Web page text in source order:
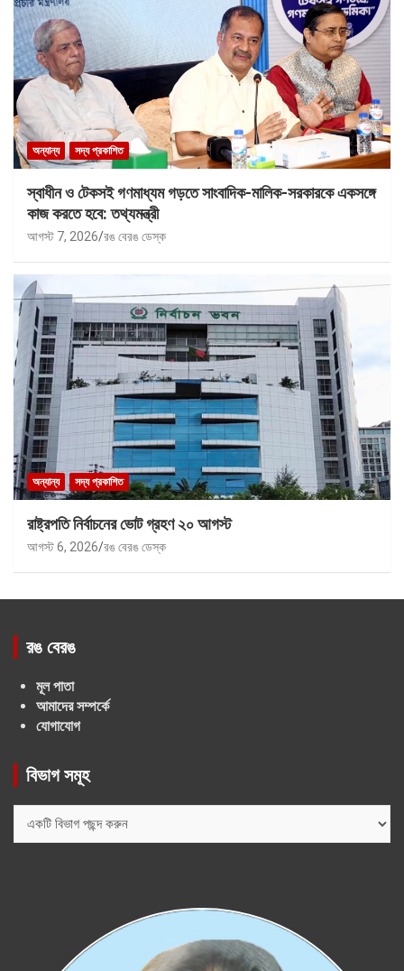
অন্যান্য সদ্য প্রকাশিত
স্বাধীন ও টেকসই গণমাধ্যম গড়তে সাংবাদিক-মালিক-সরকারকে একসঙ্গে
কাজ করতে হবে: তথ্যমন্ত্রী
আগস্ট 7, 2026 রঙ বেরঙ ডেস্ক
অন্যান্য সদ্য প্রকাশিত
রাষ্ট্রপতি নির্বাচনের ভোট গ্রহণ ২০ আগস্ট
আগস্ট 6, 2026 রঙ বেরঙ ডেস্ক
রঙ বেরঙ
মূল পাতা
আমাদের সম্পর্কে
যোগাযোগ
বিভাগ সমূহ